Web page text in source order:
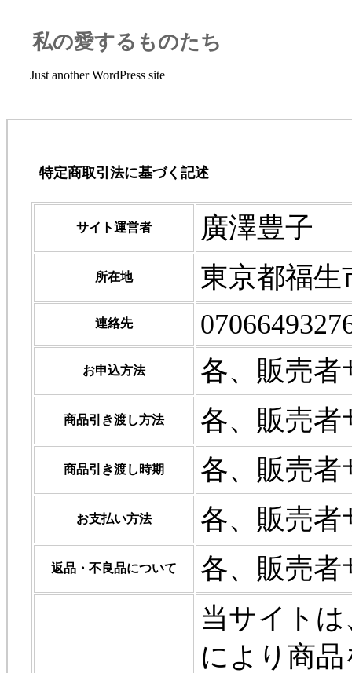
私の愛するものたち
Just another WordPress site
特定商取引法に基づく記述
サイト運営者 廣澤豊子
所在地 東京都福生
連絡先
お申込方法 各、販売
商品引き渡し方法 各、販売
商品引き渡し時期 各、販売
お支払い方法 各、販売
返品・不良品について 各、販売
当サイト
により商